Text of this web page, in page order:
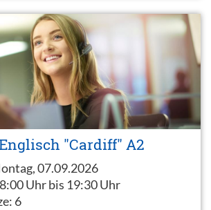
"Cardiff" A2
07.09.2026
Uhr bis 19:30 Uhr
6